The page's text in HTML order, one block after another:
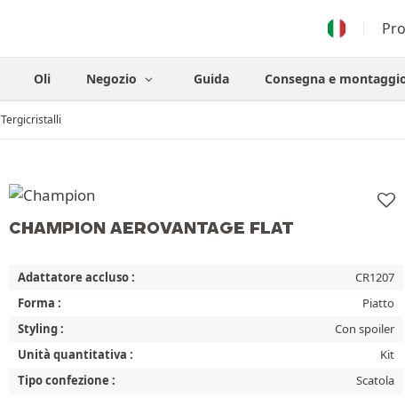
Pro
Oli Negozio Guida Consegna e
Tergicristalli
CHAMPION AEROVANTAGE FLAT
Adattatore accluso :
CR1207
Forma :
Piatto
Styling :
Con spoiler
Unità quantitativa :
Kit
Tipo confezione :
Scatola